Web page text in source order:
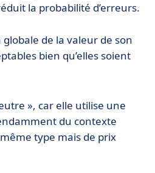
la probabilité d’erreurs.
de la valeur de son
bien qu’elles soient
», car elle utilise une
du contexte
type mais de prix